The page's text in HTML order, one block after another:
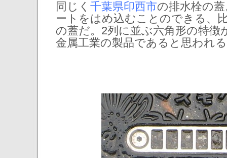
同じく 千葉県印西市の排水栓の
ートをはめ込むことのできる、
の蓋だ。2列に並ぶ六角形の特徴
金属工業の製品であると思われ